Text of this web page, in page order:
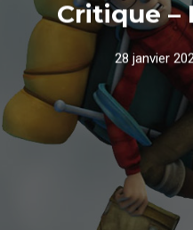
Critique –
28 janvier